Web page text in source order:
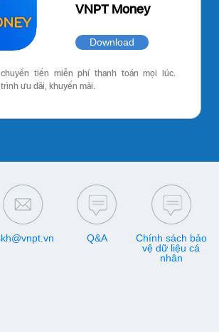
VNPT Money
Download
chuyển tiền miễn phí thanh toán mọi lúc.
ưu đãi, khuyến mãi.
Q&A
Chính sách bảo
vệ dữ liệu cá
nhân